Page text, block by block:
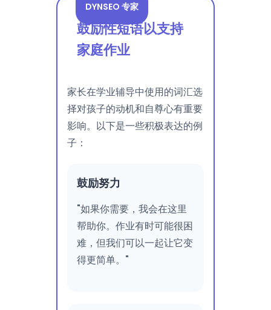
DYNSEO 专家
鼓励性短语以支持
家庭作业
家长在学业辅导中使用的词汇选
择对孩子的动机和自尊心有重要
影响。以下是一些积极表达的例
子：
鼓励努力
"如果你需要，我会在这里
帮助你。作业有时可能很困
难，但我们可以一起让它变
得更简单。"